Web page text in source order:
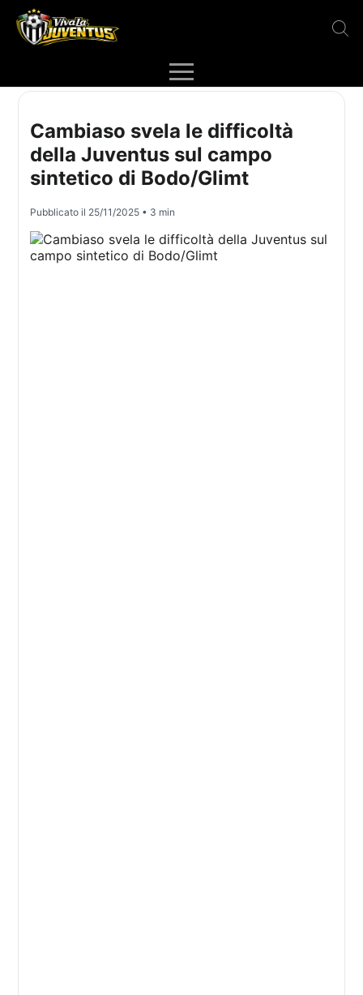
Cambiaso svela le difficoltà
della Juventus sul campo
sintetico di Bodo/Glimt
Pubblicato il 25/11/2025 • 3 min